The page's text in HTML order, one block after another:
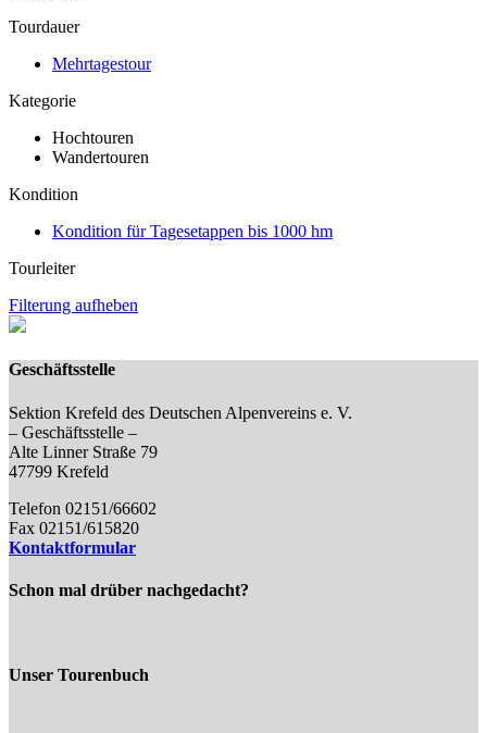
Tourdauer
Mehrtagestour
Kategorie
Hochtouren
Wandertouren
Kondition
Kondition für Tagesetappen bis 1000 hm
Tourleiter
Filterung aufheben
Geschäftsstelle
Sektion Krefeld des Deutschen Alpenvereins e. V.
– Geschäftsstelle –
Alte Linner Straße 79
47799 Krefeld
Telefon 02151/66602
Fax 02151/615820
Kontaktformular
Schon mal drüber nachgedacht?
Unser Tourenbuch